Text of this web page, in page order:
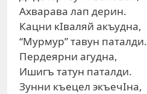
Ахварава лап дерин.
Кацни кIваляй акъудна,
“Мурмур” тавун паталди.
Пердеярни агудна,
Ишигъ татун паталди.
Зунни къецел экъечIна,